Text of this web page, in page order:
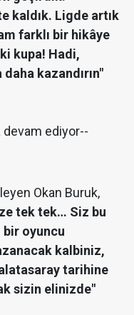
kaldık. Ligde artık
farklı bir hikâye
kupa! Hadi,
kazandırın"
ediyor--
Okan Buruk,
tek tek… Siz bu
bir oyuncu
kalbiniz,
tarihine
sizin elinizde"